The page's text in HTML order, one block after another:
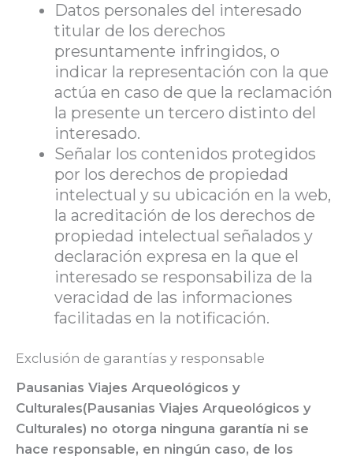
Datos personales del interesado
titular de los derechos
presuntamente infringidos, o
indicar la representación con la que
actúa en caso de que la reclamación
la presente un tercero distinto del
interesado.
Señalar los contenidos protegidos
por los derechos de propiedad
intelectual y su ubicación en la web,
la acreditación de los derechos de
propiedad intelectual señalados y
declaración expresa en la que el
interesado se responsabiliza de la
veracidad de las informaciones
facilitadas en la notificación.
Exclusión de garantías y responsable
Pausanias Viajes Arqueológicos y
Culturales(Pausanias Viajes Arqueológicos y
Culturales) no otorga ninguna garantía ni se
hace responsable, en ningún caso, de los